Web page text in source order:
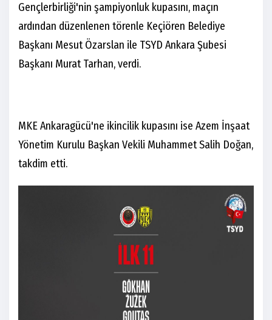
Gençlerbirliği'nin şampiyonluk kupasını, maçın
ardından düzenlenen törenle Keçiören Belediye
Başkanı Mesut Özarslan ile TSYD Ankara Şubesi
Başkanı Murat Tarhan, verdi.
MKE Ankaragücü'ne ikincilik kupasını ise Azem İnşaat
Yönetim Kurulu Başkan Vekili Muhammet Salih Doğan,
takdim etti.